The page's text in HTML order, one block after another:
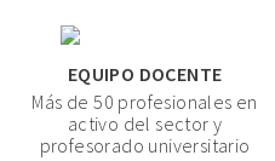
EQUIPO DOCENTE
Más de 50 profesionales en
activo del sector y
profesorado universitario